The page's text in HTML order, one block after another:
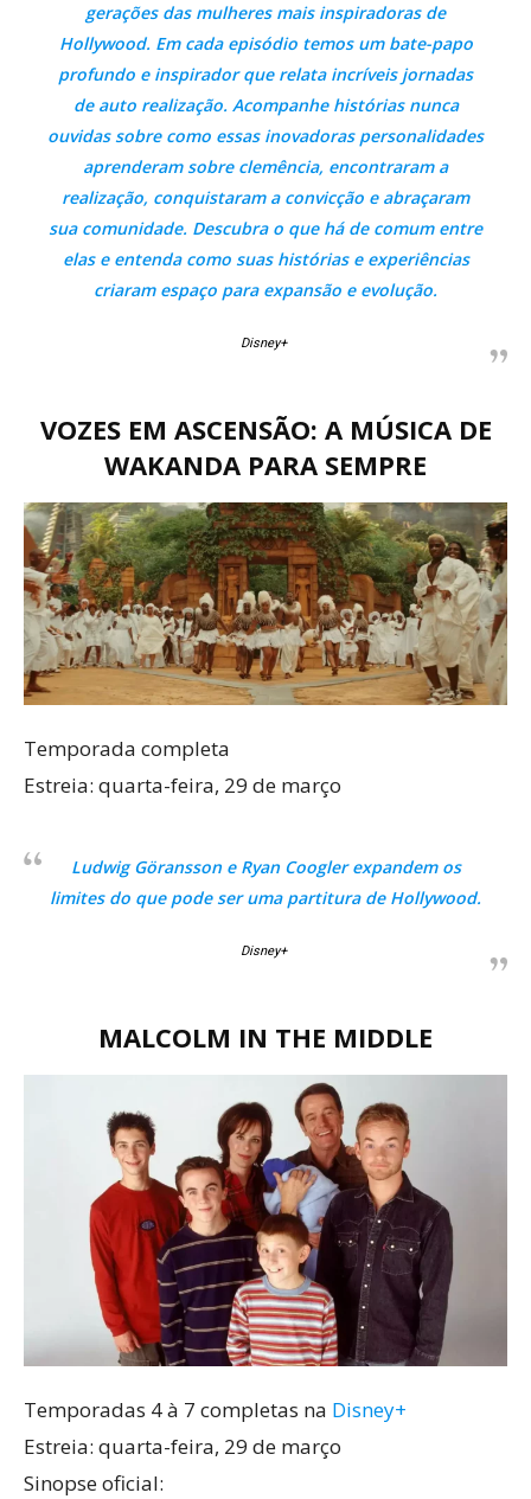
gerações das mulheres mais inspiradoras de
Hollywood. Em cada episódio temos um bate-papo
profundo e inspirador que relata incríveis jornadas
de auto realização. Acompanhe histórias nunca
ouvidas sobre como essas inovadoras personalidades
aprenderam sobre clemência, encontraram a
realização, conquistaram a convicção e abraçaram
sua comunidade. Descubra o que há de comum entre
elas e entenda como suas histórias e experiências
criaram espaço para expansão e evolução.
Disney+
VOZES EM ASCENSÃO: A MÚSICA DE
WAKANDA PARA SEMPRE
Temporada completa
Estreia: quarta-feira, 29 de março
Ludwig Göransson e Ryan Coogler expandem os
limites do que pode ser uma partitura de Hollywood.
Disney+
MALCOLM IN THE MIDDLE
Temporadas 4 à 7 completas na Disney+
Estreia: quarta-feira, 29 de março
Sinopse oficial: